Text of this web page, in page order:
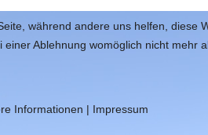
während andere uns helfen, diese
Ablehnung womöglich nicht mehr
Informationen | Impressum